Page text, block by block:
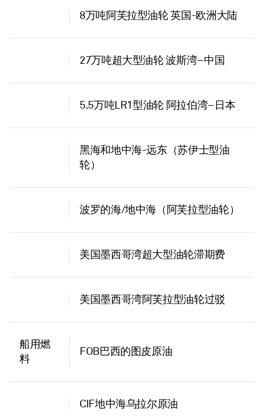
8万吨阿芙拉型油轮 英国-欧洲大陆
27万吨超大型油轮 波斯湾–中国
5.5万吨LR1型油轮 阿拉伯湾–日本
黑海和地中海-远东（苏伊士型油
轮）
波罗的海/地中海（阿芙拉型油轮）
美国墨西哥湾超大型油轮滞期费
美国墨西哥湾阿芙拉型油轮过驳
船用燃
料
FOB巴西的图皮原油
CIF地中海乌拉尔原油